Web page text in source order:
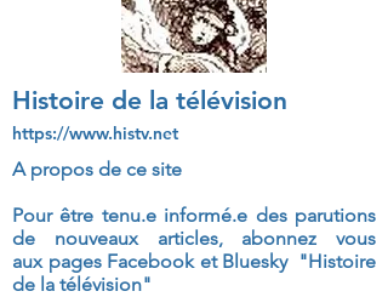
Histoire de la télévision
https://www.histv.net
A propos de ce site
Pour être tenu.e informé.e des parutions
de nouveaux articles, abonnez vous
aux pages Facebook et Bluesky "Histoire
de la télévision"